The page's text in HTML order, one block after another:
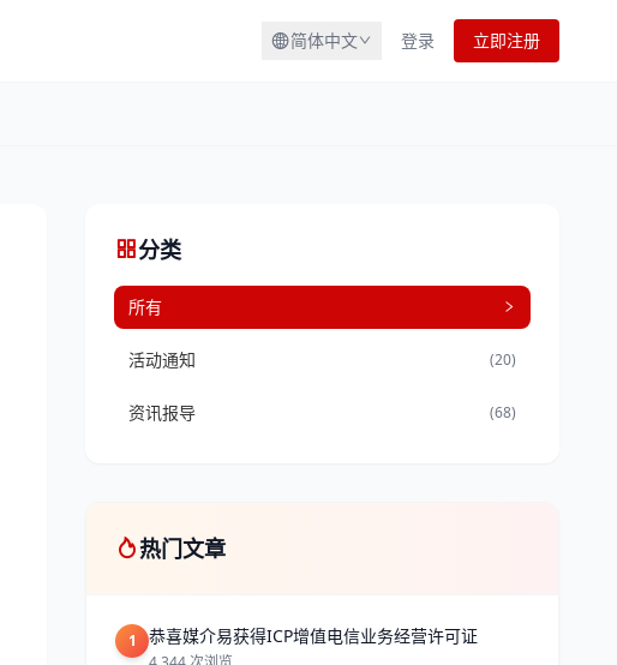
简体中文 登录 立即注册
分类
所有
活动通知 (20)
资讯报导 (68)
热门文章
1 恭喜媒介易获得ICP增值电信业务经营许可证